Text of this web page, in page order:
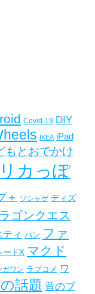
Covid-19 DIY
IKEA iPad
もとおでかけ
カっぽ
＋ ソシャゲ ディズ
ゴンクエス
ィ パン ファ
ードX マクド
ガワン ラブコメ ワ
話題 昔のブ